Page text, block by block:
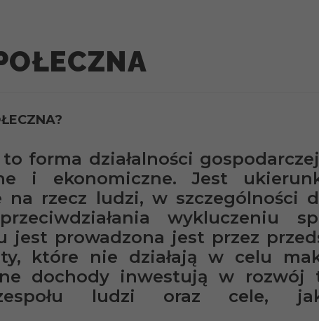
forma działalności
i ekonomiczne. Jest
na rzecz ludzi, w szczególności
wykluczeniu
jest prowadzona jest przez
które nie działają w celu
dochody inwestują w rozwój
zespołu ludzi oraz cele,